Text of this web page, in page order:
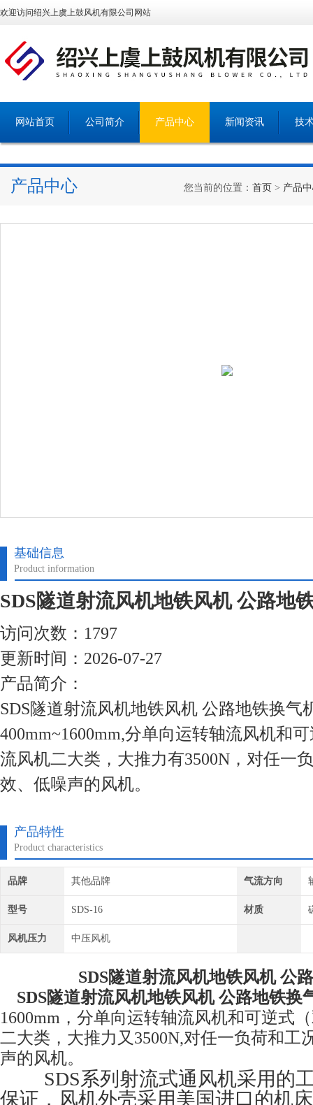
欢迎访问绍兴上虞上鼓风机有限公司网站
网站首页 公司简介 产品中心 新闻资讯 技
产品中心 您当前的位置： 首页 > 产品
基础信息
Product information
SDS隧道射流风机地铁风机 公路地
访问次数：1797
更新时间：2026-07-27
产品简介：
SDS隧道射流风机地铁风机 公路地铁换气
400mm~1600mm,分单向运转轴流风机和
流风机二大类，大推力有3500N，对任一
效、低噪声的风机。
产品特性
Product characteristics
品牌 其他品牌 气流方向
型号 SDS-16 材质
风机压力 中压风机
SDS隧道射流风机地铁风机 公
SDS隧道射流风机地铁风机 公路地铁换
1600mm，分单向运转轴流风机和可逆式
二大类，大推力又3500N,对任一负荷和工
声的风机。
SDS系列射流式通风机采用的工
保证，风机外壳采用美国进口的机